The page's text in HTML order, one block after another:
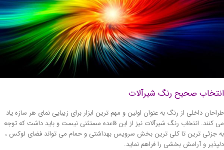
صحیح رنگ شیرآلات
داخلی از رنگ به عنوان اولین و مهم ترین ابزار برای زیبایی نمای هر سازه یاد
کنند. انتخاب رنگ شیرآلات نیز از این قاعده مستثنی نیست و باید داشت که توجه
جزئی ترین تا کلی ترین بخش سرویس بهداشتی و حمام می تواند فضای لوکس ،
و آرامش بخشی را فراهم نماید.